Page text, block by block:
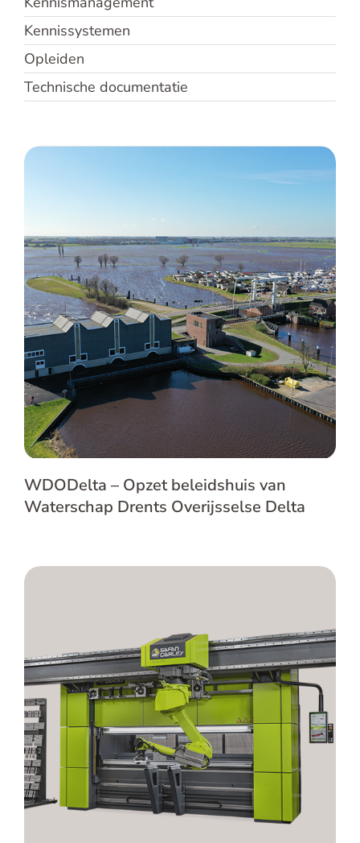
English
Kennissystemen
Opleiden
Technische documentatie
WDODelta – Opzet beleidshuis van
Waterschap Drents Overijsselse Delta
WDODelta – Opzet beleidshuis van
Waterschap Drents Overijsselse Delta
SafanDarley – Up-to-date en efficiënt
gemaakte handleidingen